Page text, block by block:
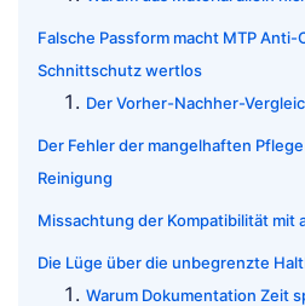
Falsche Passform macht MTP Anti-
Schnittschutz wertlos
Der Vorher-Nachher-
Der Fehler der mangelhaften
Reinigung
Missachtung der Kompatibilität mit
Die Lüge über die unbegrenzte
Warum Dokumentation Zeit